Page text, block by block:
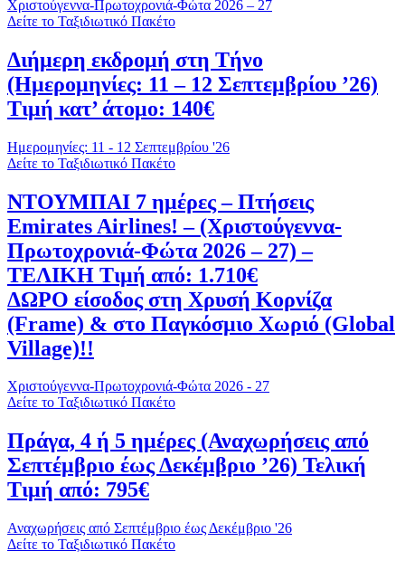
Χριστούγεννα-Πρωτοχρονιά-Φώτα 2026 – 27
Δείτε το Ταξιδιωτικό Πακέτο
Διήμερη εκδρομή στη Τήνο
(Ημερομηνίες: 11 – 12 Σεπτεμβρίου ’26)
Τιμή κατ’ άτομο: 140€
Ημερομηνίες: 11 - 12 Σεπτεμβρίου '26
Δείτε το Ταξιδιωτικό Πακέτο
ΝΤΟΥΜΠΑΙ 7 ημέρες – Πτήσεις
Emirates Airlines! – (Χριστούγεννα-
Πρωτοχρονιά-Φώτα 2026 – 27) –
ΤΕΛΙΚΗ Τιμή από: 1.710€
ΔΩΡΟ είσοδος στη Χρυσή Κορνίζα
(Frame) & στο Παγκόσμιο Χωριό (Global
Village)!!
Χριστούγεννα-Πρωτοχρονιά-Φώτα 2026 - 27
Δείτε το Ταξιδιωτικό Πακέτο
Πράγα, 4 ή 5 ημέρες (Αναχωρήσεις από
Σεπτέμβριο έως Δεκέμβριο ’26) Τελική
Τιμή από: 795€
Αναχωρήσεις από Σεπτέμβριο έως Δεκέμβριο '26
Δείτε το Ταξιδιωτικό Πακέτο